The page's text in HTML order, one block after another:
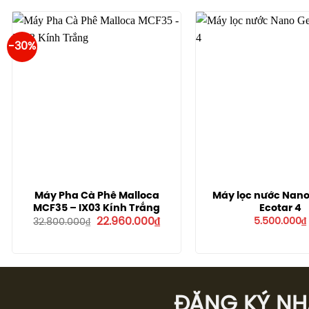
1.710.000₫.
-30%
Máy Pha Cà Phê Malloca
MCF35 – IX03 Kính Trắng
32.800.000₫
Giá
22.960.000₫Giá
hiện
Máy lọc nước
Ecotar 4
5.500.000₫